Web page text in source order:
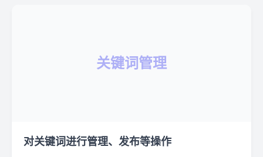
关键词管理
对关键词进行管理、发布等操作